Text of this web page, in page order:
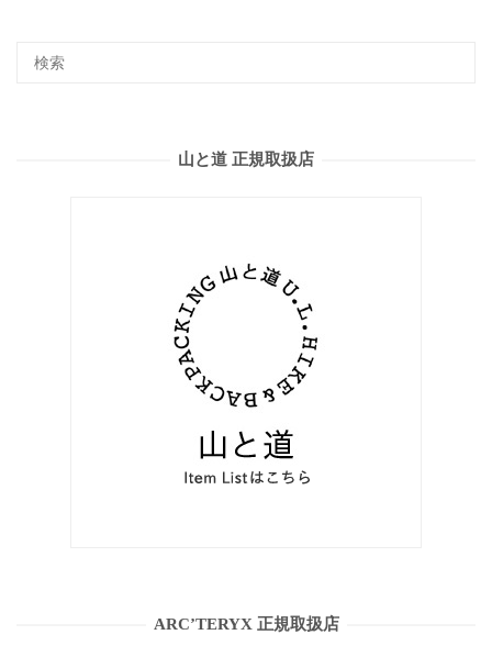
山と道 正規取扱店
ARC’TERYX 正規取扱店